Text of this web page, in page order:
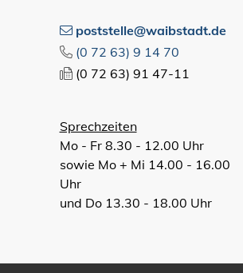
poststelle@waibstadt.de
(0 72 63) 9 14 70
(0 72 63) 91 47-11
Sprechzeiten
Mo - Fr 8.30 - 12.00 Uhr
sowie Mo + Mi 14.00 - 16.00
Uhr
und Do 13.30 - 18.00 Uhr